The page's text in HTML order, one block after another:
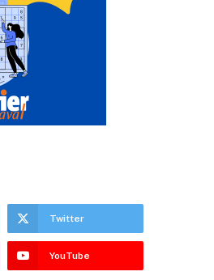
Twitter
YouTube